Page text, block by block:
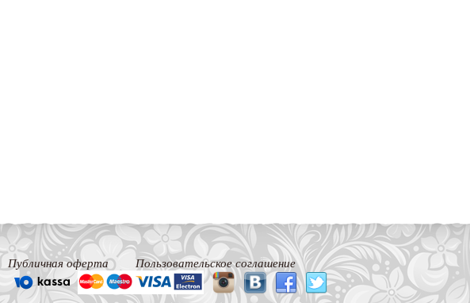
Публичная оферта Пользовательское соглашение